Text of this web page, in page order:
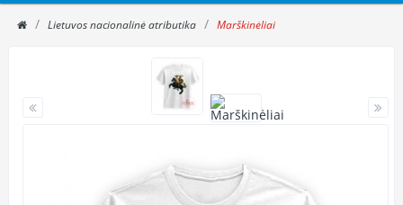
Lietuvos nacionalinė atributika Marškinėliai